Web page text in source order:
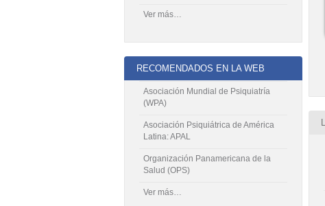
Ver más…
RECOMENDADOS EN LA WEB
Asociación Mundial de Psiquiatría
(WPA)
Asociación Psiquiátrica de América
Latina: APAL
Organización Panamericana de la
Salud (OPS)
Ver más…